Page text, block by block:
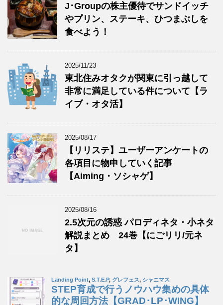
J･Groupの株主優待でサンドイッチ
やプリン、ステーキ、ひつまぶしを
食べよう！
2025/11/23
東北住みオタクが関東に引っ越して
非常に満足している件について【ラ
イブ・オタ活】
2025/08/17
【リリステ】ユーザーアンケートの
各項目に物申していく記事
【Aiming・ソシャゲ】
2025/08/16
2.5次元の誘惑 パロディネタ・小ネタ
解説まとめ 24巻【にごリリ/元ネ
タ】